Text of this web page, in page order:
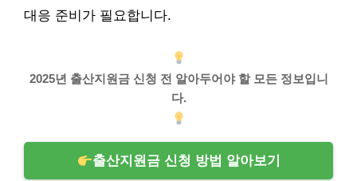
대응 준비가 필요합니다.
2025년 출산지원금 신청 전 알아두어야 할 모든 정보입니
다.
출산지원금 신청 방법 알아보기